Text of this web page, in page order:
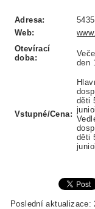
Adresa:
Web:
Otevírací
doba:
den
Vstupné/Cena:
děti
děti
Poslední aktualizace: